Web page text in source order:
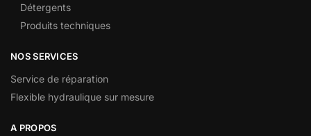
Détergents
Produits techniques
NOS SERVICES
Service de réparation
Flexible hydraulique sur mesure
A PROPOS